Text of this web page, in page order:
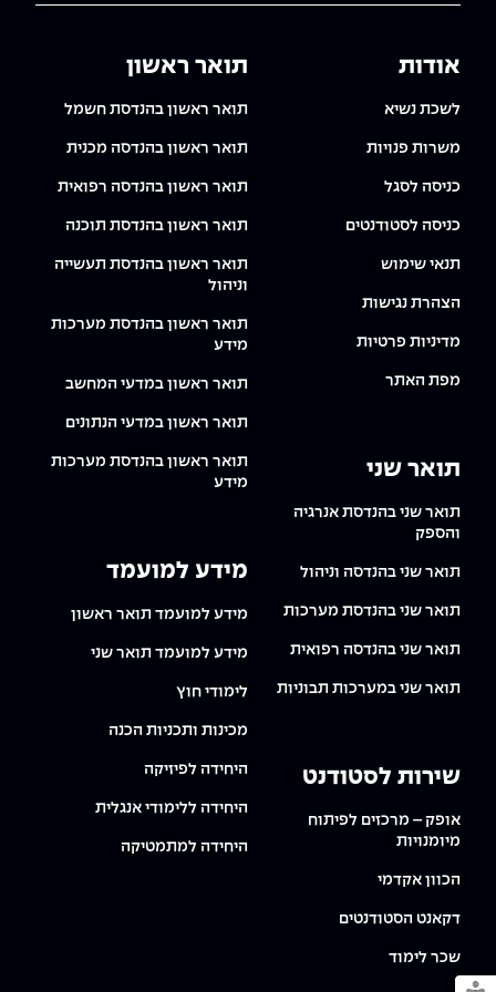
אודות
לשכת נשיא
משרות פנויות
כניסה לסגל
כניסה לסטודנטים
תנאי שימוש
הצהרת נגישות
מדיניות פרטיות
מפת האתר
תואר שני
תואר שני בהנדסת אנרגיה
והספק
תואר שני בהנדסה וניהול
תואר שני בהנדסת מערכות
תואר שני בהנדסה רפואית
תואר שני במערכות תבוניות
שירות לסטודנט
אופק – מרכזים לפיתוח
מיומנויות
הכוון אקדמי
דקאנט הסטודנטים
שכר לימוד
תואר ראשון
תואר ראשון בהנדסת חשמל
תואר ראשון בהנדסה מכנית
תואר ראשון בהנדסה רפואית
תואר ראשון בהנדסת תוכנה
תואר ראשון בהנדסת תעשייה
וניהול
תואר ראשון בהנדסת מערכות
מידע
תואר ראשון במדעי המחשב
תואר ראשון במדעי הנתונים
תואר ראשון בהנדסת מערכות
מידע
מידע למועמד
מידע למועמד תואר ראשון
מידע למועמד תואר שני
לימודי חוץ
מכינות ותכניות הכנה
היחידה לפיזיקה
היחידה ללימודי אנגלית
היחידה למתמטיקה
קורסים מקצועיים מותאמים לארגונים
לכל הקורסים
סמסטר ראשון בתיכון
The Afeka Shop